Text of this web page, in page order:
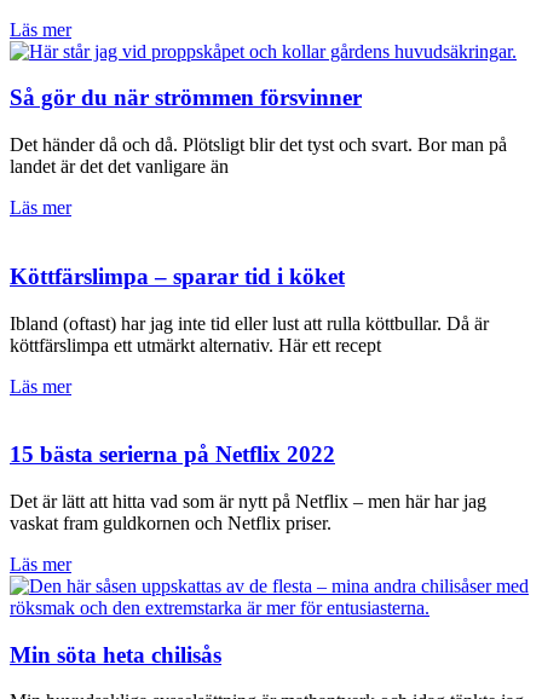
Läs mer
Så gör du när strömmen försvinner
Det händer då och då. Plötsligt blir det tyst och svart. Bor man på
landet är det det vanligare än
Läs mer
Köttfärslimpa – sparar tid i köket
Ibland (oftast) har jag inte tid eller lust att rulla köttbullar. Då är
köttfärslimpa ett utmärkt alternativ. Här ett recept
Läs mer
15 bästa serierna på Netflix 2022
Det är lätt att hitta vad som är nytt på Netflix – men här har jag
vaskat fram guldkornen och Netflix priser.
Läs mer
Min söta heta chilisås